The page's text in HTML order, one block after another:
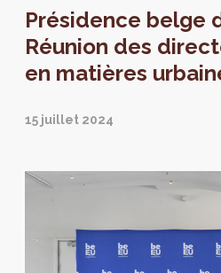
elles opportunes pour le
régional ? On en débat le 6
Présidence belge
Réunion des
en matières
15 juillet 2024